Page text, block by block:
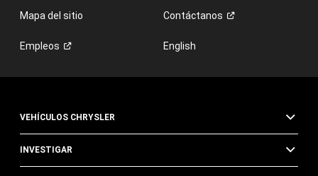
Mapa del sitio Contáctanos
Empleos English
VEHÍCULOS CHRYSLER
INVESTIGAR